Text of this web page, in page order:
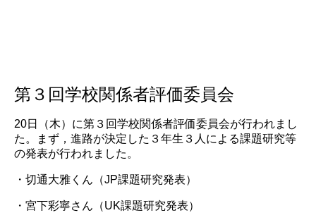
第３回学校関係者評価委員会
20日（木）に第３回学校関係者評価委員会が行われまし
た。まず，進路が決定した３年生３人による課題研究等
の発表が行われました。
・切通大雅くん（JP課題研究発表）
・宮下彩寧さん（UK課題研究発表）